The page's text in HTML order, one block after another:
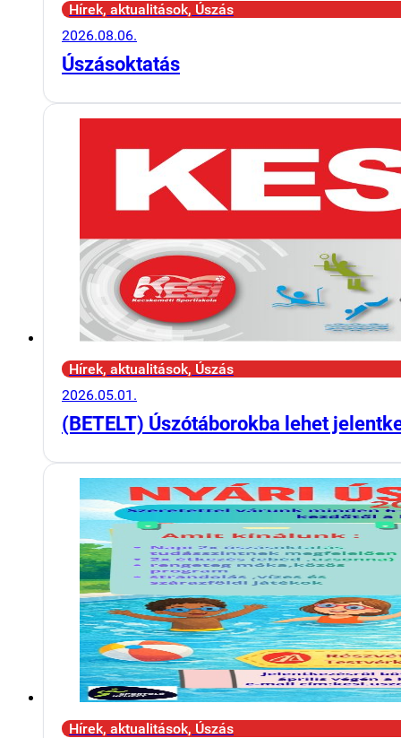
Hírek, aktualitások, Úszás
2026.08.06.
Úszásoktatás
Hírek, aktualitások, Úszás
2026.05.01.
(BETELT) Úszótáborokba lehet
Hírek, aktualitások, Úszás